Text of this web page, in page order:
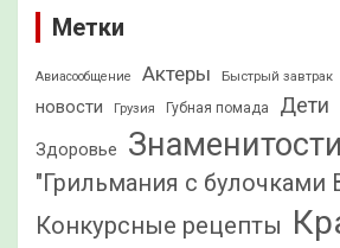
Метки
Авиасообщение Актеры Быстрый завтрак
новости
Грузия Губная помада Дети
Здоровье Знаменитости
"Грильмания с булочками
Конкурсные рецепты